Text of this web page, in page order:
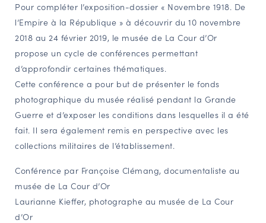
PORTAIL CULTURE
Comité d'Histoire Régionale
Service Inventaire et Patrimoines de la Région Grand Est
VOUS ÊTES…
Amateurs d’histoire et de patrimoine
Responsables de structures
Étudiants & chercheurs
Pour compléter l’exposition-dossier « Novembre 1918. De
l’Empire à la République » à découvrir du 10 novembre
2018 au 24 février 2019, le musée de La Cour d’Or
propose un cycle de conférences permettant
d’approfondir certaines thématiques.
Cette conférence a pour but de présenter le fonds
photographique du musée réalisé pendant la Grande
Guerre et d’exposer les conditions dans lesquelles il a été
fait. Il sera également remis en perspective avec les
collections militaires de l’établissement.
Conférence par Françoise Clémang, documentaliste au
musée de La Cour d’Or
Laurianne Kieffer, photographe au musée de La Cour
d’Or